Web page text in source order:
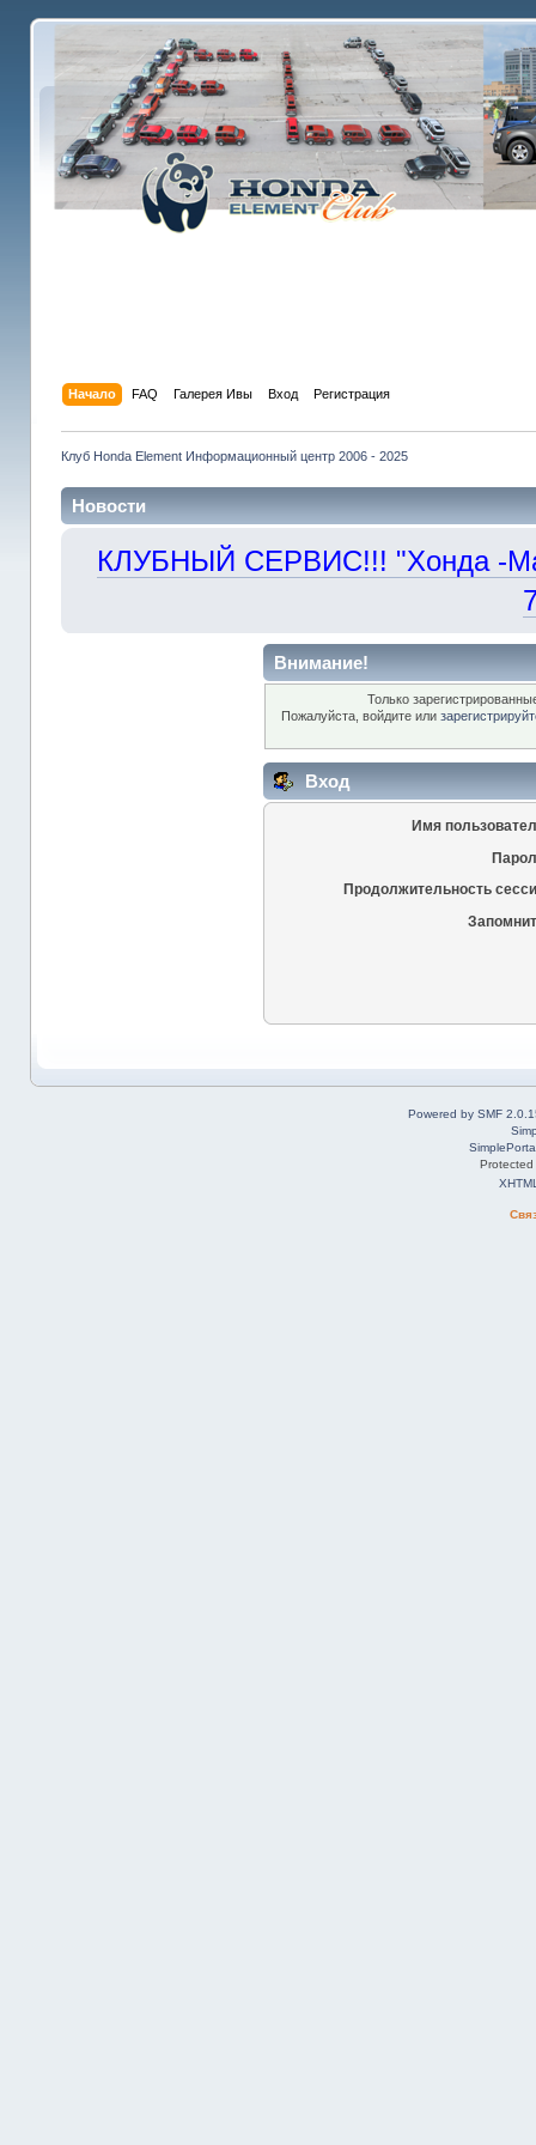
Начало FAQ Галерея Ивы Вход Регистрация
Клуб Honda Element Информационный центр 2006 - 2025
Новости
КЛУБНЫЙ СЕРВИС!!! "Хонда -
Внимание!
Только
Пожалуйста, войдите или
Вход
Имя
Продолжительность
Powered by SMF